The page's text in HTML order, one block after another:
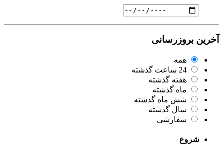
آخرین بروزرسانی
همه
24 ساعت گذشته
هفته گذشته
ماه گذشته
شش ماه گذشته
سال گذشته
سفارشی
شروع